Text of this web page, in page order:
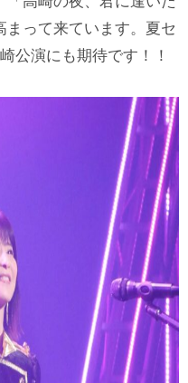
って来ています。夏セ
公演にも期待です！！